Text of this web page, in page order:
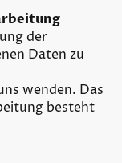
der
Daten zu
wenden. Das
besteht